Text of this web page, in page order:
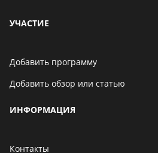
УЧАСТИЕ
Добавить программу
Добавить обзор или статью
ИНФОРМАЦИЯ
Контакты